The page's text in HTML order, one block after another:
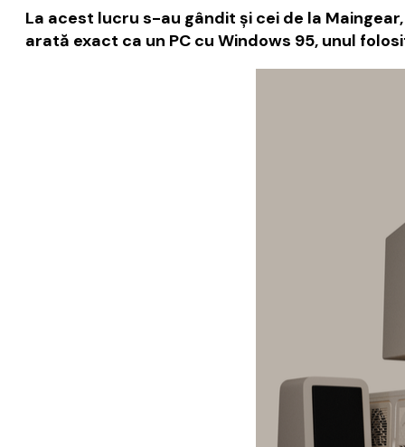
La acest lucru s-au gândit şi cei de la
arată exact ca un PC cu Windows 95, unul